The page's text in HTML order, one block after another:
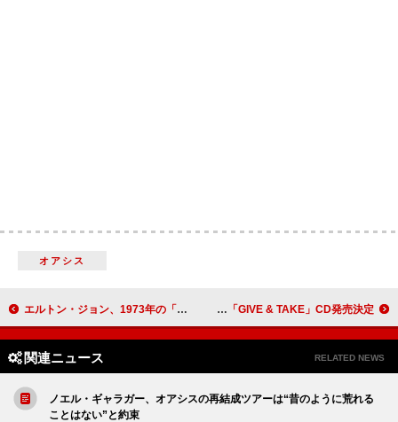
オアシス
エルトン・ジョン、1973年の「ステップ・イントゥ・クリスマス」新MV公開 カーラ・デルヴィーニュがエルトン役で出演 亜咲花、TVアニメ『アラフォー男の異世界通販』OPテーマ「GIVE & TAKE」CD発売決定
関連ニュース RELATED NEWS
ノエル・ギャラガー、オアシスの再結成ツアーは“昔のように荒れる
ことはない”と約束